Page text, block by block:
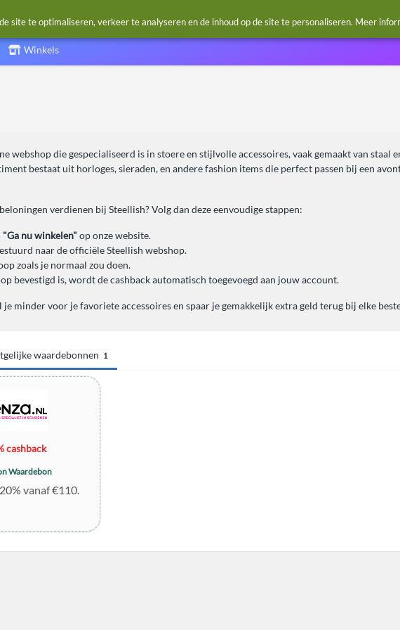
Winkels
webshop die gespecialiseerd is in stoere en stijlvolle accessoires, vaak gemaakt van staal
bestaat uit horloges, sieraden, en andere fashion items die perfect passen bij een
verdienen bij Steellish? Volg dan deze eenvoudige stappen:
"Ga nu winkelen" op onze website.
naar de officiële Steellish webshop.
zoals je normaal zou doen.
bevestigd is, wordt de cashback automatisch toegevoegd aan jouw account.
je minder voor je favoriete accessoires en spaar je gemakkelijk extra geld terug bij elke
waardebonnen 1
cashback
Waardebon
vanaf €110.
site te optimaliseren, verkeer te analyseren en de inhoud op de site te personaliseren. Meer